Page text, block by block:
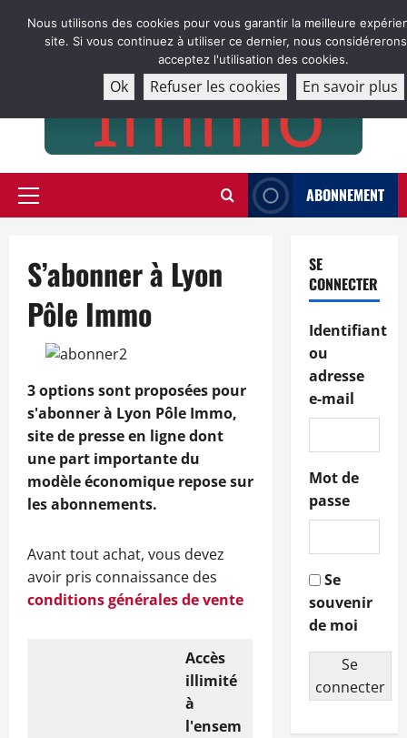
Menu
ABONNEMENT
S’abonner à Lyon
Pôle Immo
3 options sont proposées pour
s'abonner à Lyon Pôle Immo,
site de presse en ligne dont
une part importante du
modèle économique repose sur
les abonnements.
Avant tout achat, vous devez
avoir pris connaissance des
conditions générales de vente
Accès
illimité
à
l'ensem
SE
CONNECTER
Identifiant
ou
adresse
e-mail
Mot de
passe
Se
souvenir
de moi
Se
connecter
Nous utilisons des cookies pour vous garantir la meilleure
site. Si vous continuez à utiliser ce dernier, nous
acceptez l'utilisation des cookies.
Ok Refuser les cookies En savoir plus